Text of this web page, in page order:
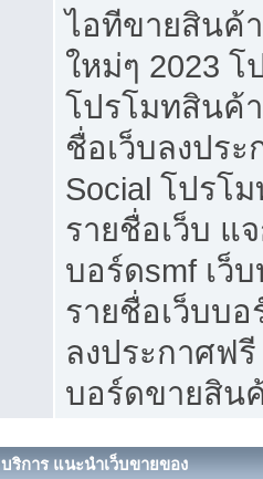
ไอทีขายสินค้
ใหม่ๆ 2023
โปรโมทสินค้
ชื่อเว็บลงปร
Social โปรโ
รายชื่อเว็บ แ
บอร์ดsmf เว็
รายชื่อเว็บบ
ลงประกาศฟรี
บอร์ดขายสิน
บริการ แนะนำเว็บขายของ